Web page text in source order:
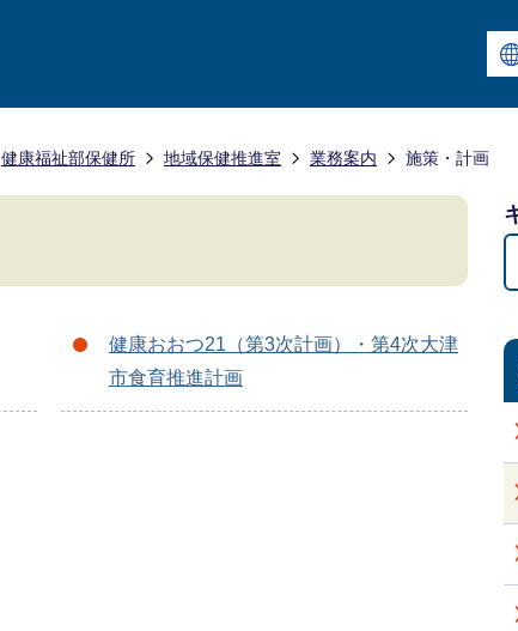
健康福祉部保健所 地域保健推進室 業務案内 施策・計画
健康おおつ21（第3次計画）・第4次大津
市食育推進計画